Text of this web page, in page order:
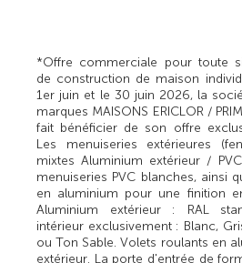
*Offre commerciale pour toute
de construction de maison
1er juin et le 30 juin 2026, la
marques MAISONS ERICLOR /
fait bénéficier de son offre
Les menuiseries extérieures
mixtes Aluminium extérieur /
menuiseries PVC blanches, ainsi
en aluminium pour une finition
Aluminium extérieur : RAL
intérieur exclusivement : Blanc,
ou Ton Sable. Volets roulants en
extérieur. La porte d'entrée de